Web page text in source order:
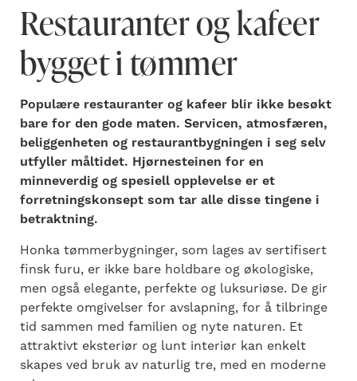
Restauranter og kafeer
bygget i tømmer
Populære restauranter og kafeer blir ikke besøkt
bare for den gode maten. Servicen, atmosfæren,
beliggenheten og restaurantbygningen i seg selv
utfyller måltidet. Hjørnesteinen for en
minneverdig og spesiell opplevelse er et
forretningskonsept som tar alle disse tingene i
betraktning.
Honka tømmerbygninger, som lages av sertifisert
finsk furu, er ikke bare holdbare og økologiske,
men også elegante, perfekte og luksuriøse. De gir
perfekte omgivelser for avslapning, for å tilbringe
tid sammen med familien og nyte naturen. Et
attraktivt eksteriør og lunt interiør kan enkelt
skapes ved bruk av naturlig tre, med en moderne